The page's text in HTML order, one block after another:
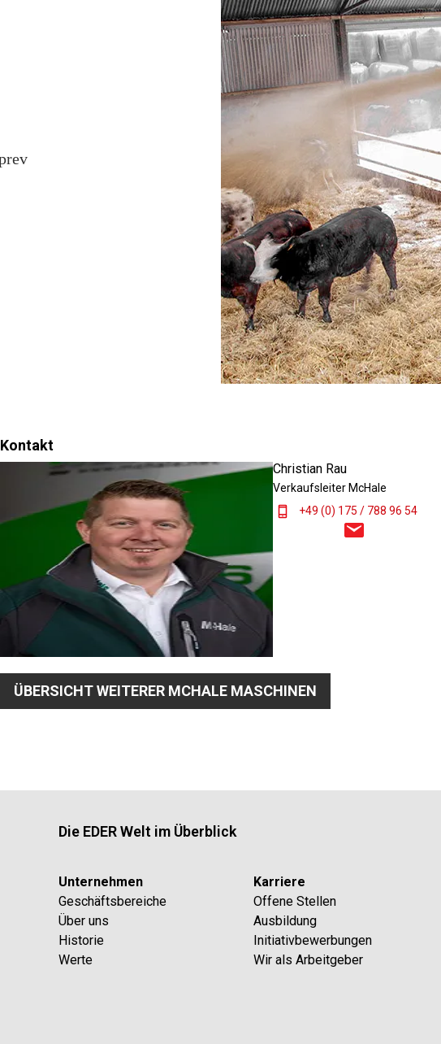
Kontakt
Christian Rau
Verkaufsleiter McHale
+49 (0) 175 / 788 96 54
ÜBERSICHT WEITERER MCHALE MASCHINEN
Die EDER Welt im Überblick
Unternehmen
Geschäftsbereiche
Über uns
Historie
Werte
Karriere
Offene Stellen
Ausbildung
Initiativbewerbungen
Wir als Arbeitgeber